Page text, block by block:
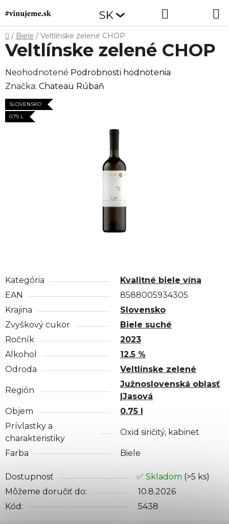
na
obsah
SK
Domov
/ Biele / Veltlínske zelené CHOP
Kategória
Kvalitné biele vína
EAN
8588005934305
Krajina
Slovensko
Zvyškový cukor
Biele suché
Ročník
2023
Alkohol
12.5 %
Odroda
Veltlínske zelené
Región
Južnoslovenská oblasť
|Jasová
Objem
0.75 l
Prívlastky a
charakteristiky
Oxid siričitý, kabinet
Farba Biele
Dostupnosť ✅ Skladom (>5 ks)
Môžeme doručiť do:
10.8.2026
Kód:
5438
Veltlínske zelené CHOP
Priemerné
hodnotenie
produktu
je
Neohodnotené Podrobnosti hodnotenia
Značka: Chateau Rúbaň
SLOVENSKO
0.75 L